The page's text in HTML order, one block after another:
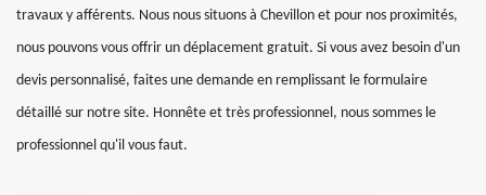
travaux y afférents. Nous nous situons à Chevillon et pour nos proximités,
nous pouvons vous offrir un déplacement gratuit. Si vous avez besoin d'un
devis personnalisé, faites une demande en remplissant le formulaire
détaillé sur notre site. Honnête et très professionnel, nous sommes le
professionnel qu'il vous faut.